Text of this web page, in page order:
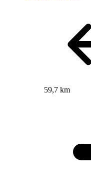
59,7 km